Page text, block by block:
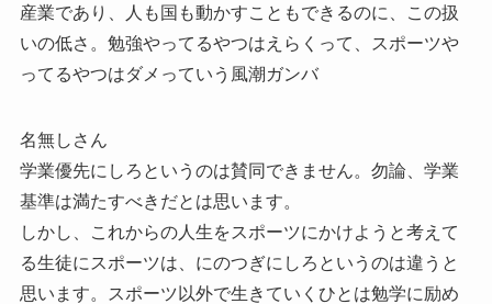
産業であり、人も国も動かすこともできるのに、この扱
いの低さ。勉強やってるやつはえらくって、スポーツや
ってるやつはダメっていう風潮ガンバ
名無しさん
学業優先にしろというのは賛同できません。勿論、学業
基準は満たすべきだとは思います。
しかし、これからの人生をスポーツにかけようと考えて
る生徒にスポーツは、にのつぎにしろというのは違うと
思います。スポーツ以外で生きていくひとは勉学に励め